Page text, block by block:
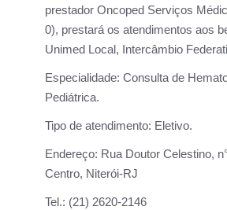
prestador Oncoped Serviços
0), prestará os atendimentos aos
Unimed Local, Intercâmbio
Especialidade: Consulta de
Pediátrica.
Tipo de atendimento: Eletivo.
Endereço: Rua Doutor Celestino,
Centro, Niterói-RJ
Tel.: (21) 2620-2146